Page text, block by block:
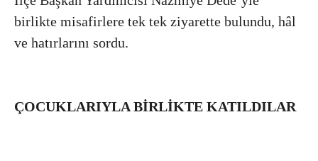
birlikte misafirlere tek tek ziyarette bulundu, hâl
ve hatırlarını sordu.
ÇOCUKLARIYLA BİRLİKTE KATILDILAR